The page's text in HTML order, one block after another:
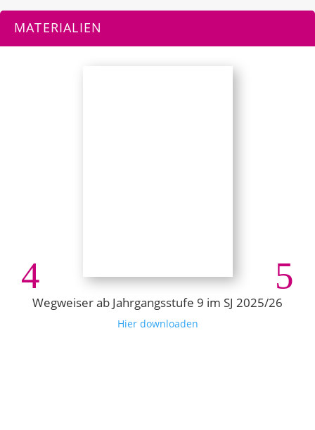
MATERIALIEN
Wegweiser ab Jahrgangsstufe 9 im SJ 2025/26
Hier downloaden